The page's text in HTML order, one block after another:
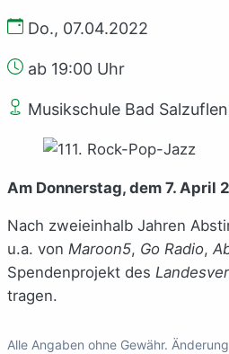
Do., 07.04.2022
ab 19:00 Uhr
Musikschule Bad Salzuflen
Am Donnerstag, dem 7. April
Nach zweieinhalb Jahren
u.a. von Maroon5, Go Radio,
Spendenprojekt des
tragen.
Alle Angaben ohne Gewähr.